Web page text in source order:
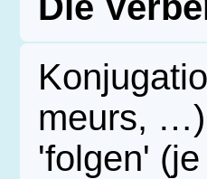
meurs,
'folgen'